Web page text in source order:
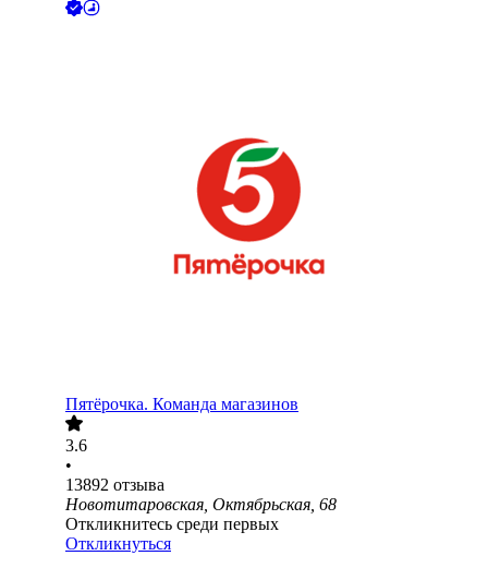
Пятёрочка. Команда магазинов
3.6
•
13892 отзыва
Новотитаровская, Октябрьская, 68
Откликнитесь среди первых
Откликнуться